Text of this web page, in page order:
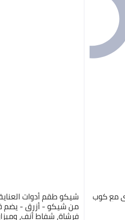
من شيكو - أزرق -
فرشاة، شفاط أنف،